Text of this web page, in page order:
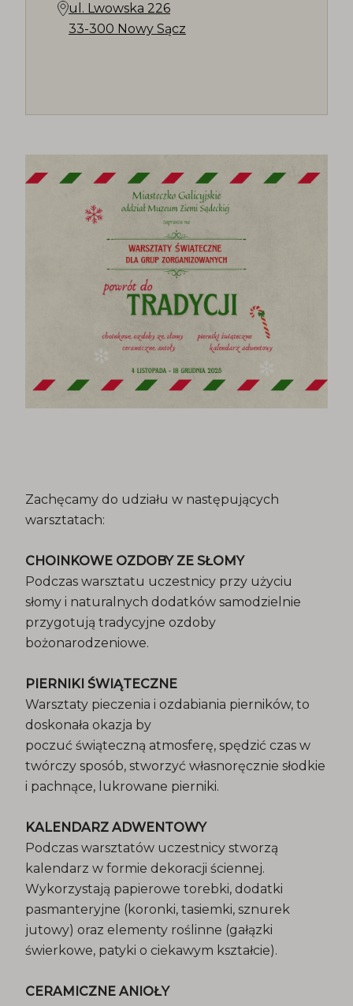
Zachęcamy do udziału w następujących
warsztatach:
CHOINKOWE OZDOBY ZE SŁOMY
Podczas warsztatu uczestnicy przy użyciu
słomy i naturalnych dodatków samodzielnie
przygotują tradycyjne ozdoby
bożonarodzeniowe.
PIERNIKI ŚWIĄTECZNE
Warsztaty pieczenia i ozdabiania pierników, to
doskonała okazja by
poczuć świąteczną atmosferę, spędzić czas w
twórczy sposób, stworzyć własnoręcznie słodkie
i pachnące, lukrowane pierniki.
KALENDARZ ADWENTOWY
Podczas warsztatów uczestnicy stworzą
kalendarz w formie dekoracji ściennej.
Wykorzystają papierowe torebki, dodatki
pasmanteryjne (koronki, tasiemki, sznurek
jutowy) oraz elementy roślinne (gałązki
świerkowe, patyki o ciekawym kształcie).
CERAMICZNE ANIOŁY
ul. Lwowska 226
33-300 Nowy Sącz